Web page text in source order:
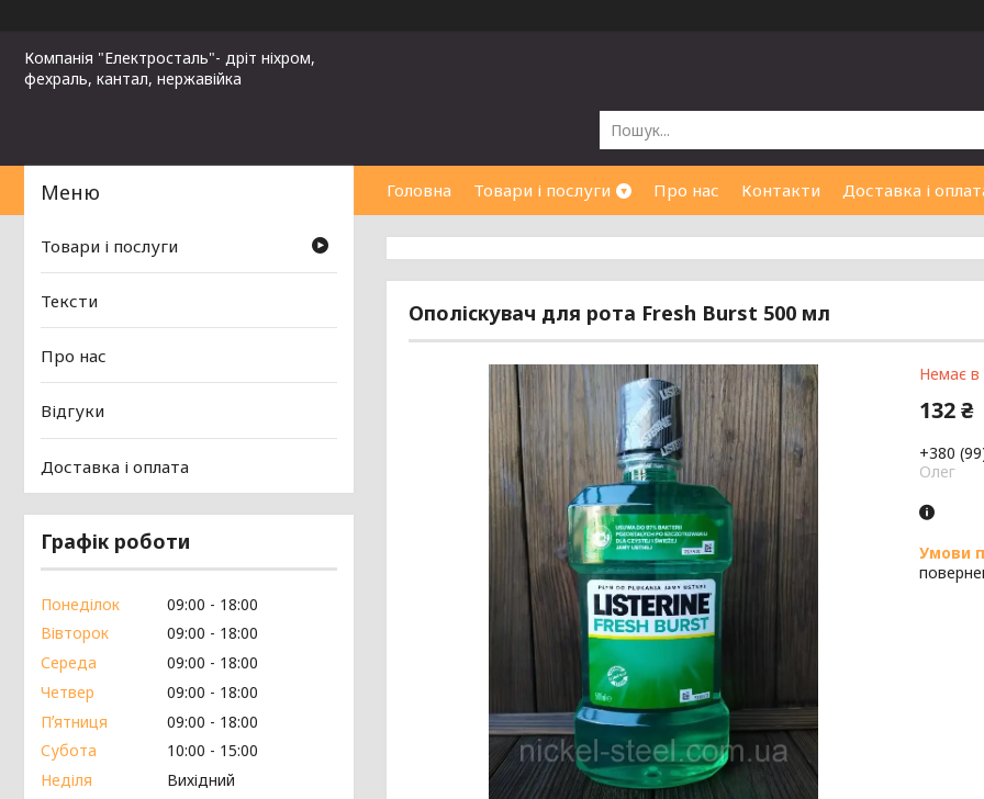
Компанія "Електросталь"- дріт ніхром,
фехраль, кантал, нержавійка
Головна Товари і послуги Про нас Контакти Доставка і
Ополіскувач для рота Fresh Burst 500 мл
Немає в
132 ₴
+380
Олег
Товари і послуги
Тексти
Про нас
Відгуки
Доставка і оплата
Графік роботи
Понеділок 09:00
18:00
Вівторок
09:00
18:00
Середа
09:00
18:00
Четвер
09:00
18:00
Пʼятниця
09:00
18:00
Субота
10:00
15:00
Неділя
Вихідний